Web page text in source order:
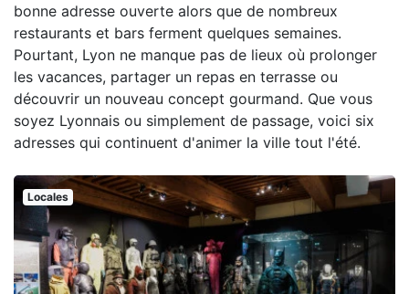
bonne adresse ouverte alors que de nombreux
restaurants et bars ferment quelques semaines.
Pourtant, Lyon ne manque pas de lieux où prolonger
les vacances, partager un repas en terrasse ou
découvrir un nouveau concept gourmand. Que vous
soyez Lyonnais ou simplement de passage, voici six
adresses qui continuent d'animer la ville tout l'été.
Locales